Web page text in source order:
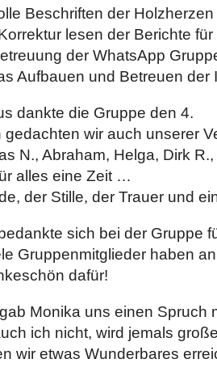
Beschriften der
lesen der Berichte
der WhatsApp
Aufbauen und Betreuen
dankte die Gruppe den 4.
wir auch unserer
N., Abraham, Helga, Dirk
alles eine Zeit …
der Stille, der Trauer und
sich bei der Gruppe
Gruppenmitglieder haben
dafür!
Monika uns einen Spruch
ich nicht, wird jemals
wir etwas Wunderbares